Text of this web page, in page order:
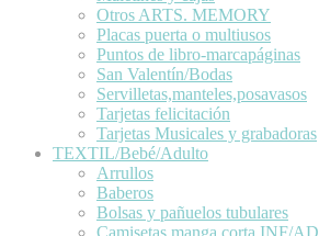
Otros ARTS. MEMORY
Placas puerta o multiusos
Puntos de libro-marcapáginas
San Valentín/Bodas
Servilletas,manteles,posavasos
Tarjetas felicitación
Tarjetas Musicales y grabadoras
TEXTIL/Bebé/Adulto
Arrullos
Baberos
Bolsas y pañuelos tubulares
Camisetas manga corta INF/AD